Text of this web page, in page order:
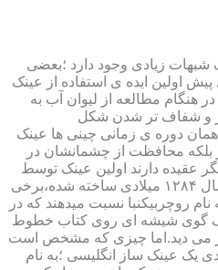
شبهات زیادی وجود دارد ؛بعضی
اولین ایده ی استفاده از عینک
مطالعه از لیوان آب به
و شفاف تر شدن شکل
دوره ی زمانی چینی ها عینک
بلکه محافظت از چشمانشان در
عقیده دارند اولین عینک توسط
سالوینو دارماتی اهل ایتالیا در سال ۱۲۸۴ میلادی ساخته شده،برخی
روچربیکنبا نسبت میدهند که در
یک گوی شیشه ای روی کتاب خطوط
می دید.اما چیزی که مشخص است
که در سال ۱۷۲۷ میلادی یک عینک ساز انگلیسی ؛به نام